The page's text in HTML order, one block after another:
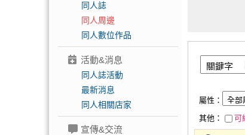
同人誌
同人周邊
同人數位作品
活動&消息
同人誌活動
最新消息
同人相關店家
宣傳&交流
屬性：
其他：
可